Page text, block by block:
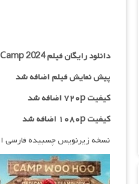
دانلود رایگان فیلم2024
پیش نمایش فیلم اضافه شد
کیفیت ۷۲۰p اضافه شد
کیفیت ۱۰۸۰p اضافه شد
نسخه زیرنویس چسبیده فارسی